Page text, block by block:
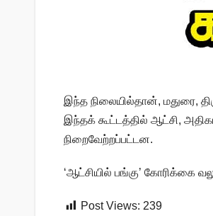
இந்த நிலையில்தான், மதுரை,
இந்தக் கூட்டத்தில் ஆட்சி,
நிறைவேற்றப்பட்டன.
‘ஆட்சியில் பங்கு’ கோரிக்கை
Post Views: 239